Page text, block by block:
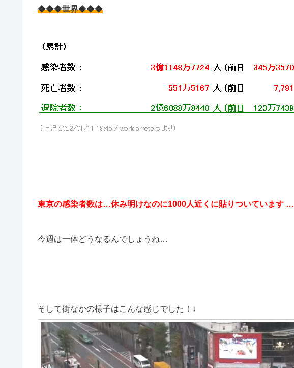
◆◆◆世界◆◆◆
東京の感染者数は…休み明けなのに1000人近くに貼りついています …
今週は一体どうなるんでしょうね…
そして街なかの様子はこんな感じでした！↓